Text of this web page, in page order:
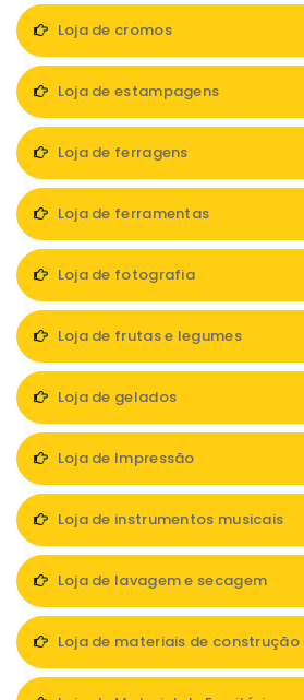
Loja de cromos
Loja de estampagens
Loja de ferragens
Loja de ferramentas
Loja de fotografia
Loja de frutas e legumes
Loja de gelados
Loja de Impressão
Loja de instrumentos musicais
Loja de lavagem e secagem
Loja de materiais de construção